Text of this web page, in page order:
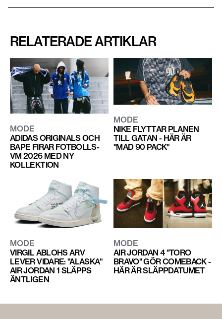
RELATERADE ARTIKLAR
MODE
ADIDAS ORIGINALS OCH
BAPE FIRAR FOTBOLLS-
VM 2026 MED NY
KOLLEKTION
MODE
NIKE FLYTTAR PLANEN
TILL GATAN - HÄR ÄR
"MAD 90 PACK"
MODE
VIRGIL ABLOHS ARV
LEVER VIDARE: "ALASKA"
AIR JORDAN 1 SLÄPPS
ÄNTLIGEN
MODE
AIR JORDAN 4 "TORO
BRAVO" GÖR COMEBACK -
HÄR ÄR SLÄPPDATUMET